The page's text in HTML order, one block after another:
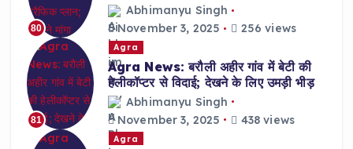
80
Abhimanyu Singh
November 3, 2025
256 views
81
Agra
Agra News: बरौली अहीर गांव में बेटी की
हेलीकॉप्टर से विदाई; देखने के लिए उमड़ी भीड़
Abhimanyu Singh
November 3, 2025
438 views
Agra